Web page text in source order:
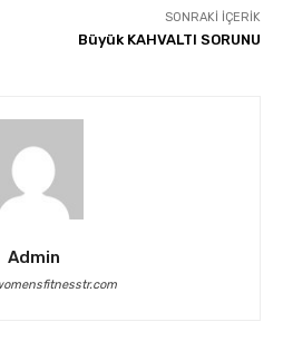
SONRAKI İÇERIK
Büyük KAHVALTI SORUNU
Admin